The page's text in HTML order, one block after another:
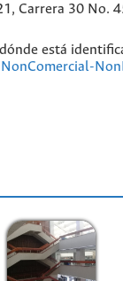
Carrera 30 No.
está